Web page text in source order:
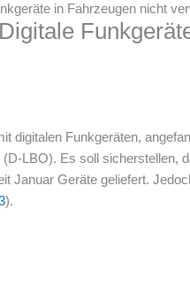
in Fahrzeugen nicht
digitalen Funkgeräten,
LBO). Es soll sicherstellen,
Januar Geräte geliefert.
).